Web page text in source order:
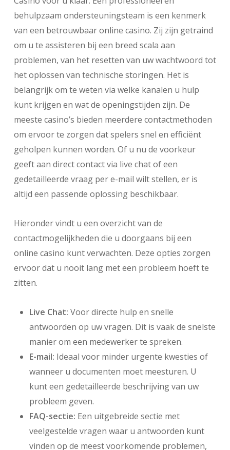
behulpzaam ondersteuningsteam is een kenmerk
van een betrouwbaar online casino. Zij zijn getraind
om u te assisteren bij een breed scala aan
problemen, van het resetten van uw wachtwoord tot
het oplossen van technische storingen. Het is
belangrijk om te weten via welke kanalen u hulp
kunt krijgen en wat de openingstijden zijn. De
meeste casino’s bieden meerdere contactmethoden
om ervoor te zorgen dat spelers snel en efficiënt
geholpen kunnen worden. Of u nu de voorkeur
geeft aan direct contact via live chat of een
gedetailleerde vraag per e-mail wilt stellen, er is
altijd een passende oplossing beschikbaar.
Hieronder vindt u een overzicht van de
contactmogelijkheden die u doorgaans bij een
online casino kunt verwachten. Deze opties zorgen
ervoor dat u nooit lang met een probleem hoeft te
zitten.
Live Chat: Voor directe hulp en snelle
antwoorden op uw vragen. Dit is vaak de snelste
manier om een medewerker te spreken.
E-mail: Ideaal voor minder urgente kwesties of
wanneer u documenten moet meesturen. U
kunt een gedetailleerde beschrijving van uw
probleem geven.
FAQ-sectie: Een uitgebreide sectie met
veelgestelde vragen waar u antwoorden kunt
vinden op de meest voorkomende problemen,